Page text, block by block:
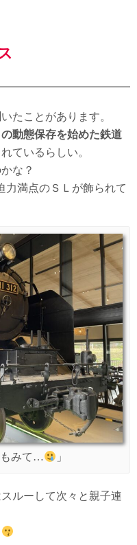
たことがあります。
動態保存を始めた鉄道
ているらしい。
な？
力満点のＳＬが飾られて
もみて… 」
ルーして次々と親子連